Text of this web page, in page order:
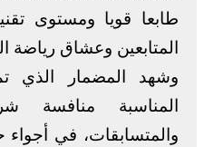
طابعا قويا ومستوى
المتابعين وعشاق رياضة
وشهد المضمار الذي
المناسبة منافسة
والمتسابقات، في